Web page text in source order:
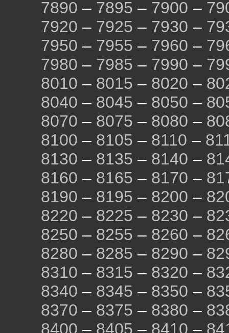
7890 – 7895 – 7900 –
7920 – 7925 – 7930 –
7950 – 7955 – 7960 –
7980 – 7985 – 7990 –
8010 – 8015 – 8020 –
8040 – 8045 – 8050 –
8070 – 8075 – 8080 –
8100 – 8105 – 8110 –
8130 – 8135 – 8140 –
8160 – 8165 – 8170 –
8190 – 8195 – 8200 –
8220 – 8225 – 8230 –
8250 – 8255 – 8260 –
8280 – 8285 – 8290 –
8310 – 8315 – 8320 –
8340 – 8345 – 8350 –
8370 – 8375 – 8380 –
8400 – 8405 – 8410 –